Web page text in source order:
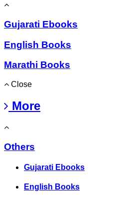
Gujarati Ebooks
English Books
Marathi Books
Close
More
Others
Gujarati Ebooks
English Books